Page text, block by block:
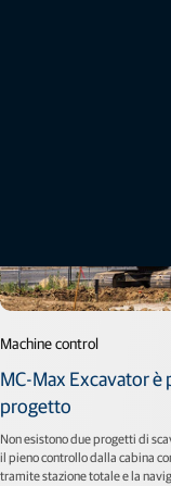
Machine control
MC-Max Excavator
progetto
Non esistono due progetti di
il pieno controllo dalla cabina
tramite stazione totale e la